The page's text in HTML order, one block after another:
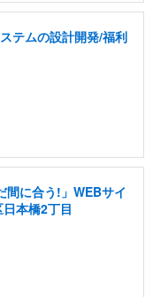
テムの設計開発/福利
間に合う!」WEBサイ
本橋2丁目